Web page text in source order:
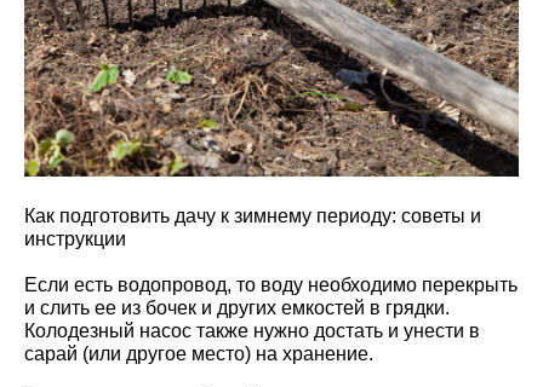
Как подготовить дачу к зимнему периоду: советы и
инструкции
Если есть водопровод, то воду необходимо перекрыть
и слить ее из бочек и других емкостей в грядки.
Колодезный насос также нужно достать и унести в
сарай (или другое место) на хранение.